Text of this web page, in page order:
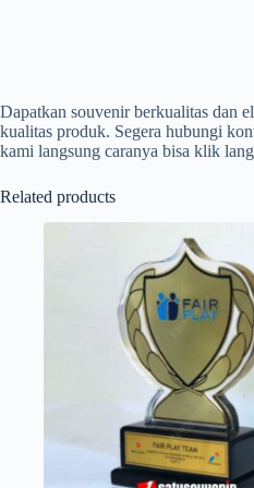
Dapatkan souvenir berkualitas dan
kualitas produk. Segera hubungi
kami langsung caranya bisa klik
Related products